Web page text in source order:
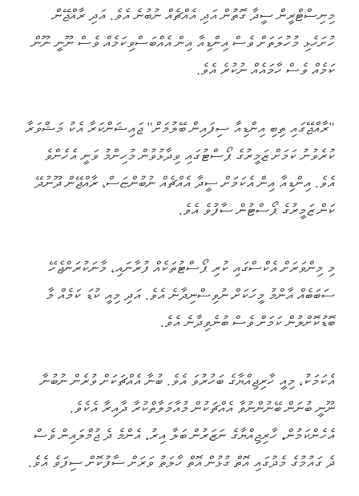
މިނިސްޓްރީން ސީދާ ގޮތުން އަދި އެއްޗެއް ނުބުނެ އެވެ. އަދި ރާއްޖޭން
ހުށަހެޅި މުހުލަތަށް ވެސް އިންޑިއާ އިން އެއްބަސްވިކަމެއް ވެސް ނޫނީ ނޫން
ކަމެއް ވެސް ހާމައެއް ނުކުރެ އެވެ.
"ރާއްޖޭގައި ތިބި އިންޑިއާ ސިފައިން ބޭލުމަށް" ޖައިޝަންކަރާ އެކު މަޝްވަރާ
ކުރެވުނު ކަމަށް ޒަމީރުގެ ޕޯސްޓުގައި ވިދާޅުވުން މުހިންމު ވަނީ އެހެންވެ
އެވެ. އިންޑިއާ އިން އެކަމަށް ސީދާ އެއްޗެއް ނުބުންޏަސް، ރާއްޖޭން ދޫނުދޭ
ކަން ޒަމީރުގެ ޕޯސްޓުން ސާފުވެ އެވެ.
މި މިންވަރަށް އެކްސްގައި ކުރި ޕޯސްޓުތަކެއް ފުރާނައި، މާނަކުރަންޖެހޭ
ސަބަބެއް އާންމު މީހަކަށް ނުވިސްނިދާނެ އެވެ. އަދި މިއީ ކުޑަ ކަމެއް މާ
ބޮޑުކޮށްލުން ކަމަށް ވެސް ބުނެވިދާނެ އެވެ.
އެކަމަކު، މިއީ ހާރިޖިއްޔާގެ ބަހުރުވަ އެވެ. ބުނާ އެއްޗަކަށް ވުރެން ނުބުނާ
ނޫނީ ބުނަން ބޭނުންނުވާ އެއްޗަކުން މުއާމަލާތްކުރާ ދާއިރާ އެކެވެ.
އެހެންކަމުން، ހާރިޖިއްޔާގެ ނަޒަރުން ބަލާ އިރު، އެންމެ ދެ ޖުމްލައިން ވެސް
ދެ ގައުމުގެ މެދުގައި އޮތް ގުޅުން އޮތް ހާލަތު ވަރަށް ސާފުކޮށް ސިފަވެ އެވެ.